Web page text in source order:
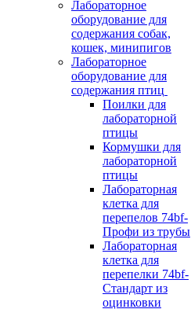
Лабораторное
оборудование для
содержания собак,
кошек, минипигов
Лабораторное
оборудование для
содержания птиц
Поилки для
лабораторной
птицы
Кормушки для
лабораторной
птицы
Лабораторная
клетка для
перепелов 74bf-
Профи из трубы
Лабораторная
клетка для
перепелки 74bf-
Стандарт из
оцинковки